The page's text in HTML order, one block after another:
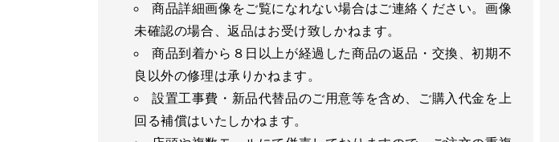
商品詳細画像をご覧になれない場合はご連絡ください。画像
未確認の場合、返品はお受け致しかねます。
商品到着から８日以上が経過した商品の返品・交換、初期不
良以外の修理は承りかねます。
設置工事費・新品代替品のご用意等を含め、ご購入代金を上
回る補償はいたしかねます。